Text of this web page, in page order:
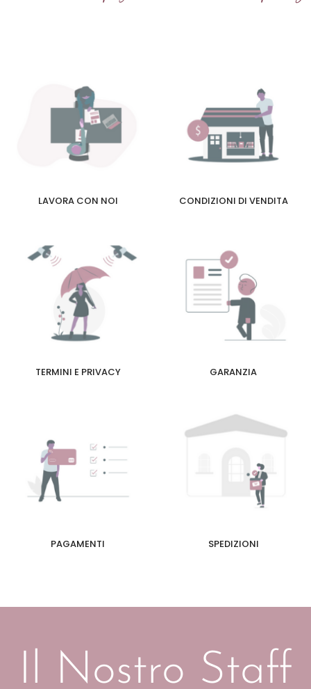
LAVORA CON NOI CONDIZIONI DI VENDITA
TERMINI E PRIVACY GARANZIA
PAGAMENTI SPEDIZIONI
Il Nostro Staff